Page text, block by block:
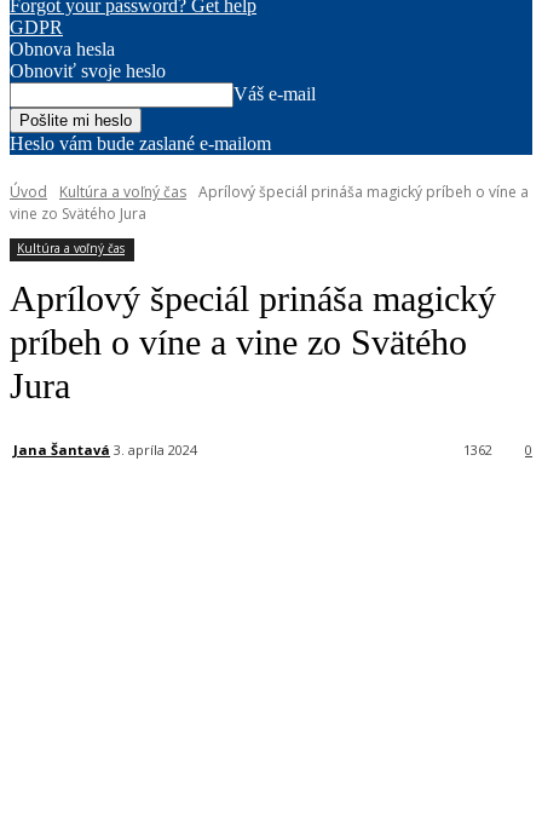
Forgot your password? Get help
GDPR
Obnova hesla
Obnoviť svoje heslo
Váš e-mail
Heslo vám bude zaslané e-mailom
Úvod Kultúra a voľný čas Aprílový špeciál prináša magický príbeh o víne a
vine zo Svätého Jura
Kultúra a voľný čas
Aprílový špeciál prináša magický
príbeh o víne a vine zo Svätého
Jura
Jana Šantavá 3. apríla 2024 0
1362